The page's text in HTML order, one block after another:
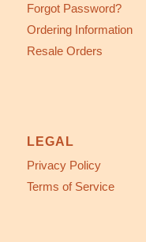
Forgot Password?
Ordering Information
Resale Orders
LEGAL
Privacy Policy
Terms of Service